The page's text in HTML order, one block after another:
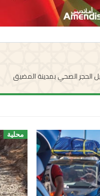
الحجر الصحي بمدينة المضيق
محلية